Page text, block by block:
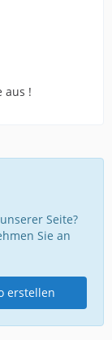
aus !
Seite?
Sie an
erstellen